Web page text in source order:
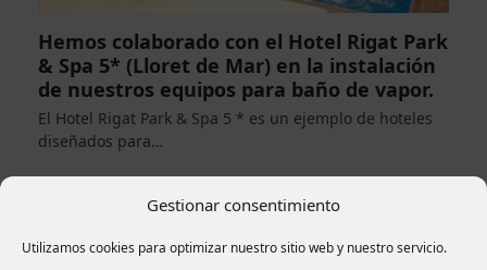
Gestionar consentimiento
Utilizamos cookies para optimizar nuestro sitio web y nuestro servicio.
Hemos colaborado con el Hotel Rigat Park
& Spa 5* (Lloret de Mar) en la instalación
de nuestros equipos para baño de vapor.
El Hotel Rigat Park & Spa 5 * es un ejemplo de hoteles
diseñados para…
Comments (0)